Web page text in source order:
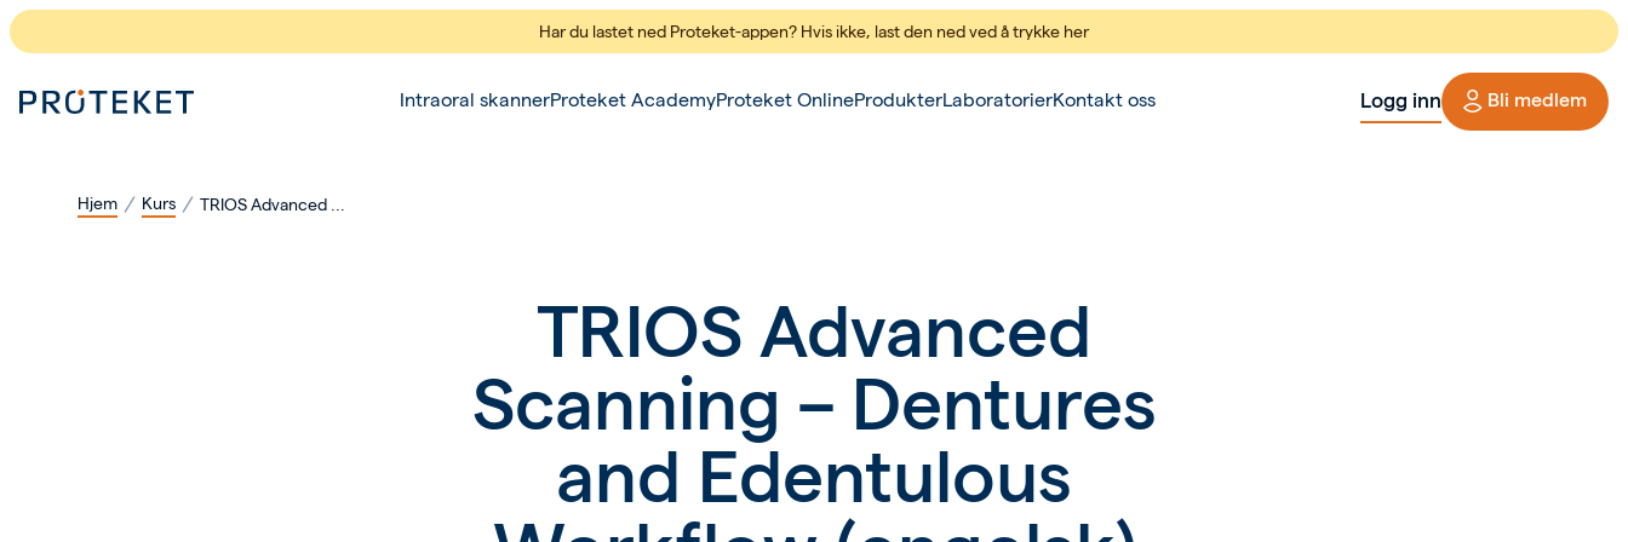
Har du lastet ned Proteket-appen? Hvis ikke, last den ned ved å trykke her
Intraoral skannerProteket AcademyProteket OnlineProdukterLaboratorierKontakt oss Logg inn Bli medlem
Hjem Kurs TRIOS Advanced ...
TRIOS Advanced
Scanning – Dentures
and Edentulous